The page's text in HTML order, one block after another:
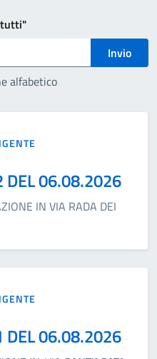
Invio
alfabetico
DEL 06.08.2026
IN VIA RADA DEI
DEL 06.08.2026